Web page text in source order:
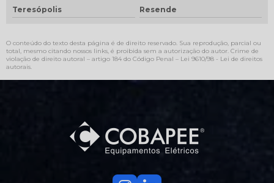
Teresópolis Resende
O conteúdo do texto desta página é de direito reservado. Sua reprodução, parcial ou
total, mesmo citando nossos links, é proibida sem a autorização do autor. Crime de
violação de direito autoral – artigo 184 do Código Penal – Lei 9610/98 - Lei de direitos
autorais.